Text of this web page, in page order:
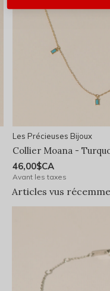
Les Précieuses Bijoux
Collier Moana -
46,00$CA
Avant les taxes
Articles vus